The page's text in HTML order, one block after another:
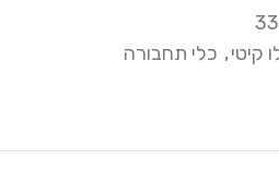
קיטי, כלי תחבורה